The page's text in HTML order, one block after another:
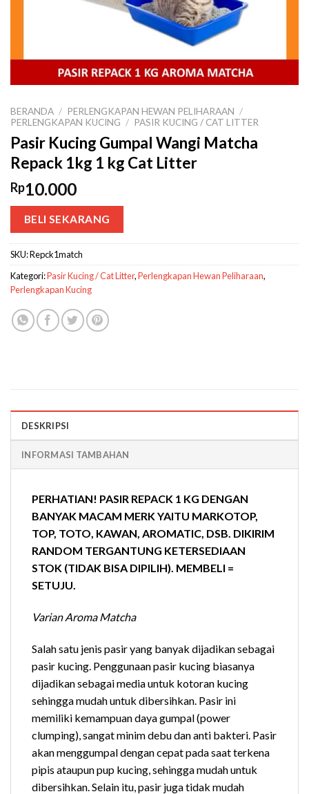
BERANDA / PERLENGKAPAN HEWAN PELIHARAAN /
PERLENGKAPAN KUCING / PASIR KUCING / CAT LITTER
Pasir Kucing Gumpal Wangi Matcha
Repack 1kg 1 kg Cat Litter
Rp10.000
BELI SEKARANG
SKU:Repck1match
Kategori:Pasir Kucing / Cat Litter,Perlengkapan Hewan Peliharaan,
Perlengkapan Kucing
DESKRIPSI
INFORMASI TAMBAHAN
PERHATIAN! PASIR REPACK 1 KG DENGAN
BANYAK MACAM MERK YAITU MARKOTOP,
TOP, TOTO, KAWAN, AROMATIC, DSB. DIKIRIM
RANDOM TERGANTUNG KETERSEDIAAN
STOK (TIDAK BISA DIPILIH). MEMBELI =
SETUJU.
Varian Aroma Matcha
Salah satu jenis pasir yang banyak dijadikan sebagai
pasir kucing. Penggunaan pasir kucing biasanya
dijadikan sebagai media untuk kotoran kucing
sehingga mudah untuk dibersihkan. Pasir ini
memiliki kemampuan daya gumpal (power
clumping), sangat minim debu dan anti bakteri. Pasir
akan menggumpal dengan cepat pada saat terkena
pipis ataupun pup kucing, sehingga mudah untuk
dibersihkan. Selain itu, pasir juga tidak mudah